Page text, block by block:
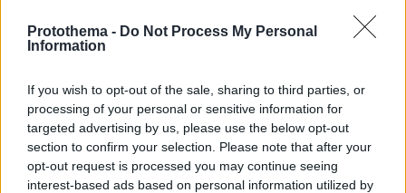
Protothema - Do Not Process My Personal
Information
If you wish to opt-out of the sale, sharing to third parties, or
processing of your personal or sensitive information for
targeted advertising by us, please use the below opt-out
section to confirm your selection. Please note that after your
opt-out request is processed you may continue seeing
interest-based ads based on personal information utilized by